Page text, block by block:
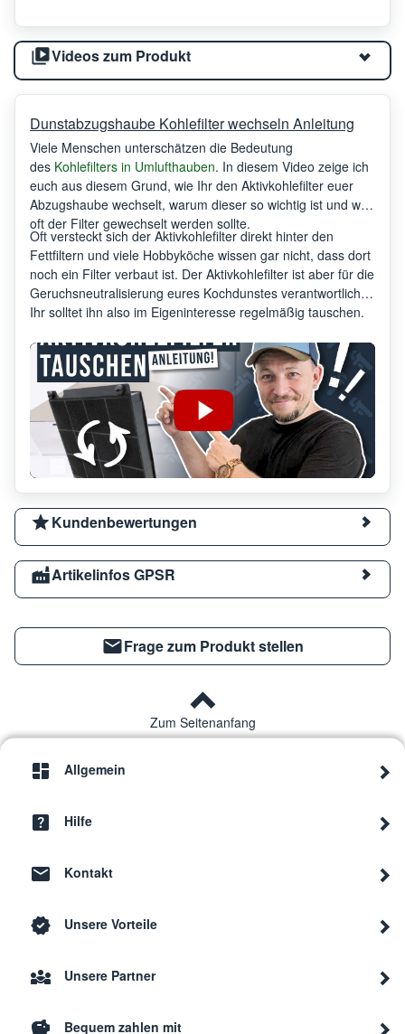
Videos zum Produkt
Dunstabzugshaube Kohlefilter wechseln Anleitung
Viele Menschen unterschätzen die Bedeutung
des Kohlefilters in Umlufthauben. In diesem Video zeige ich
euch aus diesem Grund, wie Ihr den Aktivkohlefilter euer
Abzugshaube wechselt, warum dieser so wichtig ist und wie
oft der Filter gewechselt werden sollte.
Oft versteckt sich der Aktivkohlefilter direkt hinter den
Fettfiltern und viele Hobbyköche wissen gar nicht, dass dort
noch ein Filter verbaut ist. Der Aktivkohlefilter ist aber für die
Geruchsneutralisierung eures Kochdunstes verantwortlich.
Ihr solltet ihn also im Eigeninteresse regelmäßig tauschen.
Kundenbewertungen
Artikelinfos GPSR
Frage zum Produkt stellen
Zum Seitenanfang
Allgemein
Hilfe
Kontakt
Unsere Vorteile
Unsere Partner
Bequem zahlen mit